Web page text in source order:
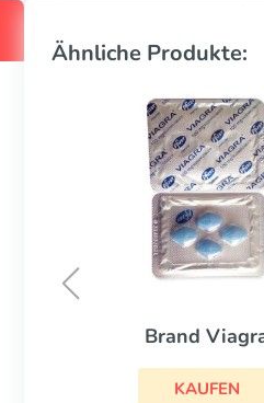
Ähnliche Produkte:
Stendra
KAUFEN